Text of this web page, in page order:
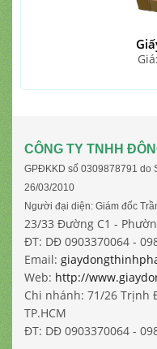
Giá:
CÔNG TY TNHH
GPĐKKD số 0309878791 do
26/03/2010
Người đại diện: Giám đốc
23/33 Đường C1 -
ĐT: DĐ 0903370064 -
Email:
Web: http://
Chi nhánh: 71/26 Trịnh
TP.HCM
ĐT: DĐ 0903370064 -